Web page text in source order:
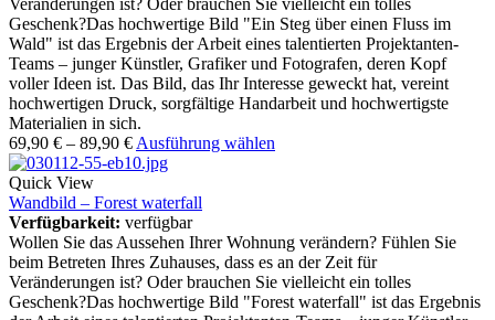
Geschenk?Das hochwertige Bild "Ein Steg über einen Fluss im
Wald" ist das Ergebnis der Arbeit eines talentierten Projektanten-
Teams – junger Künstler, Grafiker und Fotografen, deren Kopf
voller Ideen ist. Das Bild, das Ihr Interesse geweckt hat, vereint
hochwertigen Druck, sorgfältige Handarbeit und hochwertigste
Materialien in sich.
69,90 € – 89,90 € Ausführung wählen
Quick View
Wandbild – Forest waterfall
Verfügbarkeit: verfügbar
Wollen Sie das Aussehen Ihrer Wohnung verändern? Fühlen Sie
beim Betreten Ihres Zuhauses, dass es an der Zeit für
Veränderungen ist? Oder brauchen Sie vielleicht ein tolles
Geschenk?Das hochwertige Bild "Forest waterfall" ist das Ergebnis